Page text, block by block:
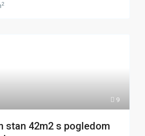
2
9
stan 42m2 s pogledom